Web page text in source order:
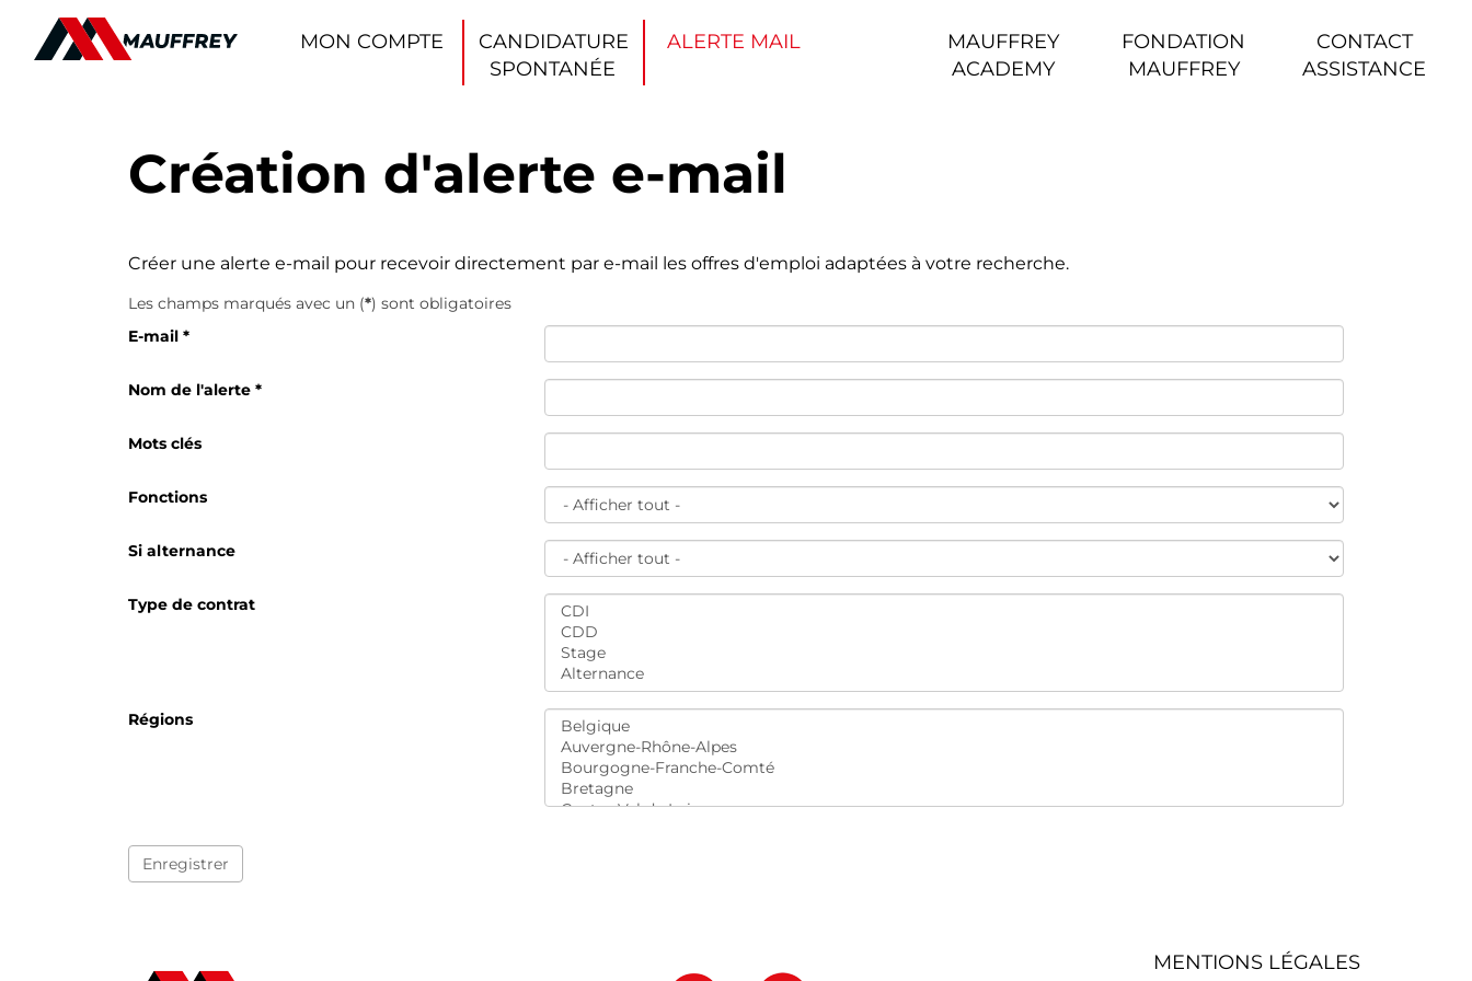
MON COMPTE
CANDIDATURE
SPONTANÉE
ALERTE MAIL
MAUFFREY
ACADEMY
FONDATION
MAUFFREY
CONTACT
ASSISTANCE
Création d'alerte e-mail
Créer une alerte e-mail pour recevoir directement par e-mail les offres d'emploi adaptées à votre recherche.
Les champs marqués avec un (*) sont obligatoires
E-mail *
Nom de l'alerte *
Mots clés
Fonctions
Si alternance
Type de contrat
Régions
Enregistrer
MENTIONS LÉGALES